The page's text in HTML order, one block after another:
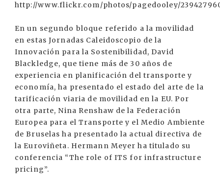
http://www.flickr.com/photos/pagedooley/
En un segundo bloque referido a la movilidad
en estas Jornadas Caleidoscopio de la
Innovación para la Sostenibilidad, David
Blackledge, que tiene más de 30 años de
experiencia en planificación del transporte y
economía, ha presentado el estado del arte de la
tarificación viaria de movilidad en la EU. Por
otra parte, Nina Renshaw de la Federación
Europea para el Transporte y el Medio Ambiente
de Bruselas ha presentado la actual directiva de
la Euroviñeta. Hermann Meyer ha titulado su
conferencia “The role of ITS for infrastructure
pricing”.